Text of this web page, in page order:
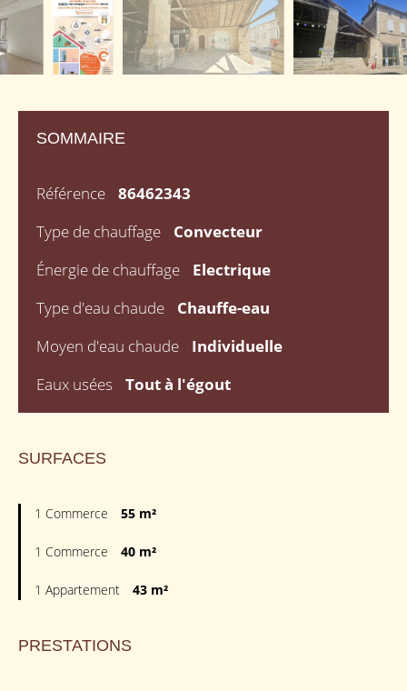
SOMMAIRE
Référence
86462343
Type de chauffage
Convecteur
Énergie de chauffage
Electrique
Type d'eau chaude
Chauffe-eau
Moyen d'eau chaude
Individuelle
Eaux usées
Tout à l'égout
SURFACES
1 Commerce 55 m²
1 Commerce 40 m²
1 Appartement 43 m²
PRESTATIONS